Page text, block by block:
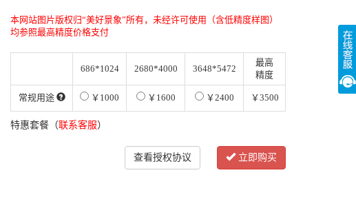
本网站图片版权归“美好景象”所有，未经许可使用（含低精度样图）
均参照最高精度价格支付
686*1024 2680*4000 3648*5472
最高
精度
常规用途 ￥1000 ￥1600 ￥2400 ￥3500
特惠套餐（联系客服）
查看授权协议 立即购买